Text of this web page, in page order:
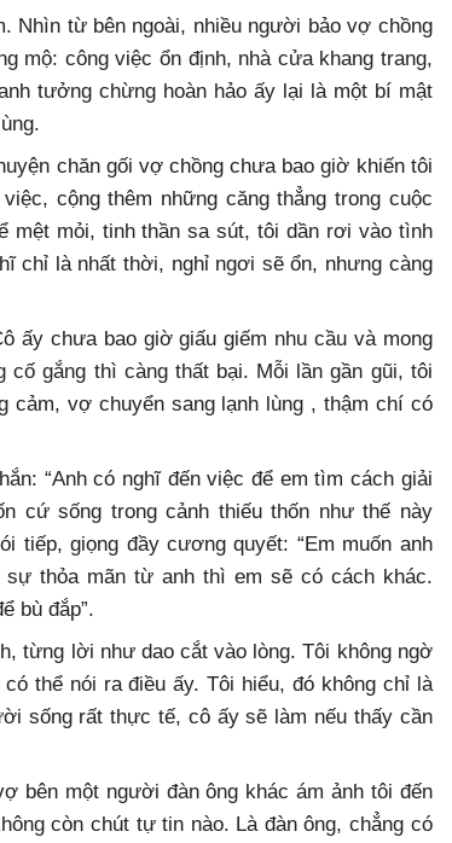
Nhìn từ bên ngoài, nhiều người bảo vợ chồng
mộ: công việc ổn định, nhà cửa khang trang,
tưởng chừng hoàn hảo ấy lại là một bí mật
chăn gối vợ chồng chưa bao giờ khiến tôi
cộng thêm những căng thẳng trong cuộc
mệt mỏi, tinh thần sa sút, tôi dần rơi vào tình
chỉ là nhất thời, nghỉ ngơi sẽ ổn, nhưng càng
ấy chưa bao giờ giấu giếm nhu cầu và mong
gắng thì càng thất bại. Mỗi lần gần gũi, tôi
cảm, vợ chuyển sang lạnh lùng , thậm chí có
“Anh có nghĩ đến việc để em tìm cách giải
cứ sống trong cảnh thiếu thốn như thế này
tiếp, giọng đầy cương quyết: “Em muốn anh
thỏa mãn từ anh thì em sẽ có cách khác.
bù đắp”.
từng lời như dao cắt vào lòng. Tôi không ngờ
thể nói ra điều ấy. Tôi hiểu, đó không chỉ là
sống rất thực tế, cô ấy sẽ làm nếu thấy cần
bên một người đàn ông khác ám ảnh tôi đến
còn chút tự tin nào. Là đàn ông, chẳng có